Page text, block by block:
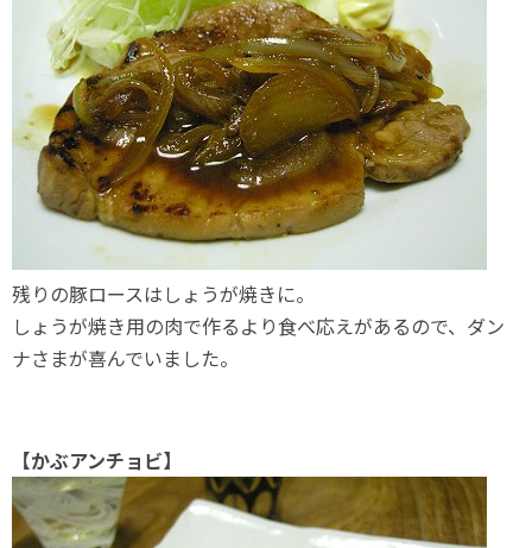
残りの豚ロースはしょうが焼きに。
しょうが焼き用の肉で作るより食べ応えがあるので、ダン
ナさまが喜んでいました。
【かぶアンチョビ】